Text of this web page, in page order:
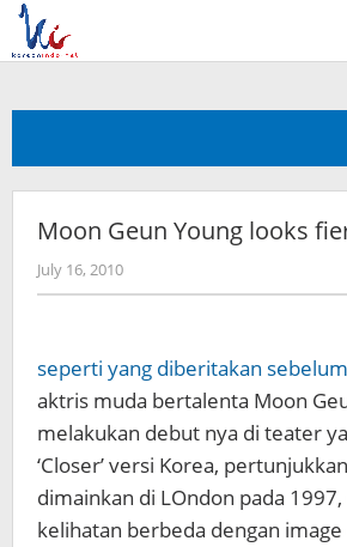
Skip
content
Moon Geun Young looks
July 16, 2010by
Koreanindo
seperti yang diberitakan
aktris muda bertalenta Moon
melakukan debut nya di teater
‘Closer’ versi Korea,
dimainkan di LOndon pada
kelihatan berbeda dengan image